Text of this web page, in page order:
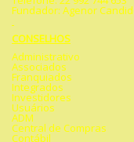
Fundador: Agenor
CONSELHOS
Administrativo
Associados
Franquiados
Integrados
Investidores
Usuários
ADM
Central de Compras
Contábil